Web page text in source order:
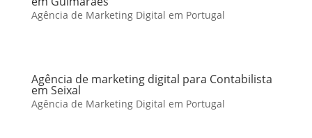
Agência de Marketing Digital em Portugal
Agência de marketing digital para Contabilista
em Seixal
Agência de Marketing Digital em Portugal